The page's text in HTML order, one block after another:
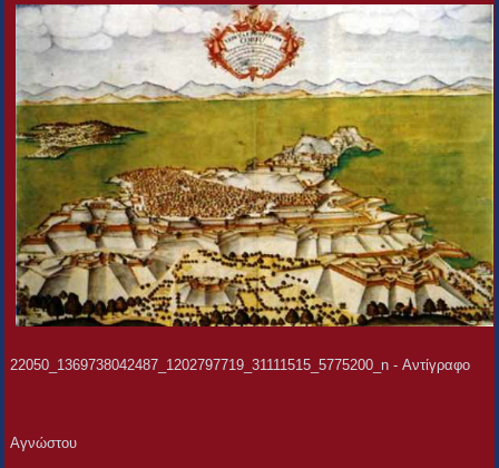
22050_1369738042487_1202797719_31111515_5775200_n - Αντίγραφο
Αγνώστου